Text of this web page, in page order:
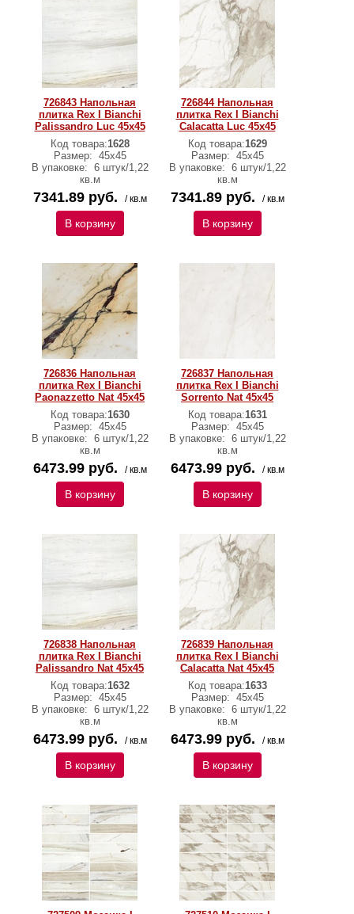
726843 Напольная
плитка Rex I Bianchi
Palissandro Luc 45x45
Код товара:1628
Размер: 45х45
В упаковке: 6 штук/1,22
кв.м
7341.89 руб. / кв.м
В корзину
726844 Напольная
плитка Rex I Bianchi
Calacatta Luc 45x45
Код товара:1629
Размер: 45х45
В упаковке: 6 штук/1,22
кв.м
7341.89 руб. / кв.м
В корзину
726836 Напольная
плитка Rex I Bianchi
Paonazzetto Nat 45x45
Код товара:1630
Размер: 45х45
В упаковке: 6 штук/1,22
кв.м
6473.99 руб. / кв.м
В корзину
726837 Напольная
плитка Rex I Bianchi
Sorrento Nat 45x45
Код товара:1631
Размер: 45х45
В упаковке: 6 штук/1,22
кв.м
6473.99 руб. / кв.м
В корзину
726838 Напольная
плитка Rex I Bianchi
Palissandro Nat 45x45
Код товара:1632
Размер: 45х45
В упаковке: 6 штук/1,22
кв.м
6473.99 руб. / кв.м
В корзину
726839 Напольная
плитка Rex I Bianchi
Calacatta Nat 45x45
Код товара:1633
Размер: 45х45
В упаковке: 6 штук/1,22
кв.м
6473.99 руб. / кв.м
В корзину